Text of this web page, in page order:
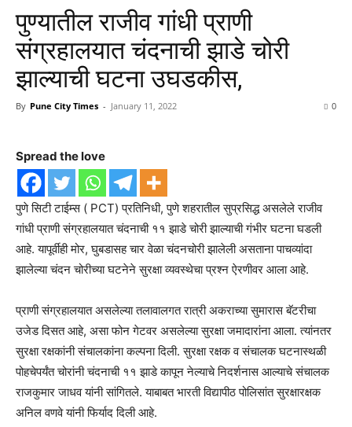
पुण्यातील राजीव गांधी प्राणी
संग्रहालयात चंदनाची झाडे चोरी
झाल्याची घटना उघडकीस,
By Pune City Times - January 11, 2022 0
Spread the love
पुणे सिटी टाईम्स ( PCT) प्रतिनिधी, पुणे शहरातील सुप्रसिद्ध असलेले राजीव
गांधी प्राणी संग्रहालयात चंदनाची ११ झाडे चोरी झाल्याची गंभीर घटना घडली
आहे. यापूर्वीही मोर, घुबडासह चार वेळा चंदनचोरी झालेली असताना पाचव्यांदा
झालेल्या चंदन चोरीच्या घटनेने सुरक्षा व्यवस्थेचा प्रश्न ऐरणीवर आला आहे.
प्राणी संग्रहालयात असलेल्या तलावालगत रात्री अकराच्या सुमारास बॅटरीचा
उजेड दिसत आहे, असा फोन गेटवर असलेल्या सुरक्षा जमादारांना आला. त्यांनतर
सुरक्षा रक्षकांनी संचालकांना कल्पना दिली. सुरक्षा रक्षक व संचालक घटनास्थळी
पोहचेपर्यंत चोरांनी चंदनाची ११ झाडे कापून नेल्याचे निदर्शनास आल्याचे संचालक
राजकुमार जाधव यांनी सांगितले. याबाबत भारती विद्यापीठ पोलिसांत सुरक्षारक्षक
अनिल वणवे यांनी फिर्याद दिली आहे.